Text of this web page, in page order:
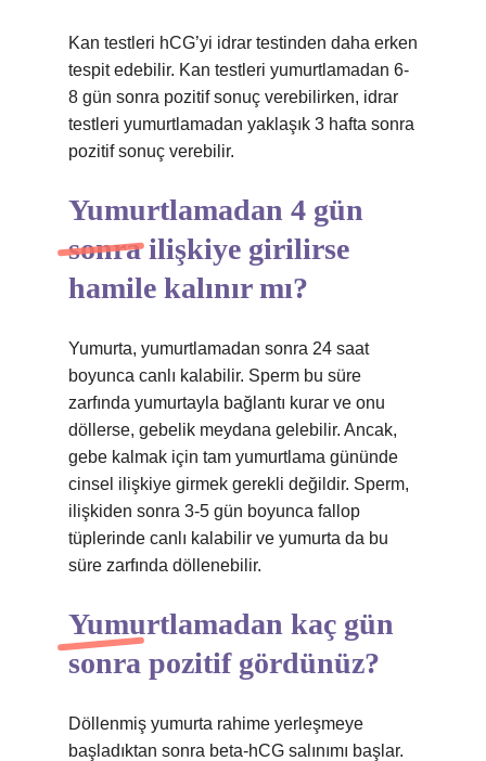
Kan testleri hCG’yi idrar testinden daha erken
tespit edebilir. Kan testleri yumurtlamadan 6-
8 gün sonra pozitif sonuç verebilirken, idrar
testleri yumurtlamadan yaklaşık 3 hafta sonra
pozitif sonuç verebilir.
Yumurtlamadan 4 gün
sonra ilişkiye girilirse
hamile kalınır mı?
Yumurta, yumurtlamadan sonra 24 saat
boyunca canlı kalabilir. Sperm bu süre
zarfında yumurtayla bağlantı kurar ve onu
döllerse, gebelik meydana gelebilir. Ancak,
gebe kalmak için tam yumurtlama gününde
cinsel ilişkiye girmek gerekli değildir. Sperm,
ilişkiden sonra 3-5 gün boyunca fallop
tüplerinde canlı kalabilir ve yumurta da bu
süre zarfında döllenebilir.
Yumurtlamadan kaç gün
sonra pozitif gördünüz?
Döllenmiş yumurta rahime yerleşmeye
başladıktan sonra beta-hCG salınımı başlar.